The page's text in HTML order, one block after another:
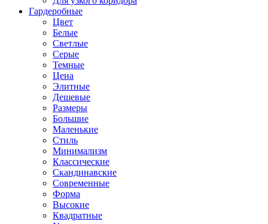
Гардеробные
Цвет
Белые
Светлые
Серые
Темные
Цена
Элитные
Дешевые
Размеры
Большие
Маленькие
Стиль
Минимализм
Классические
Скандинавские
Современные
Форма
Высокие
Квадратные